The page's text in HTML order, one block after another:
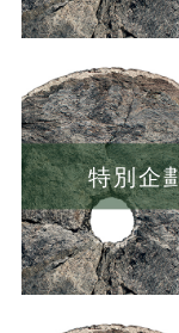
特別企